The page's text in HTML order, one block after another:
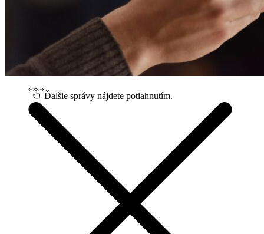
Ďalšie správy nájdete potiahnutím.